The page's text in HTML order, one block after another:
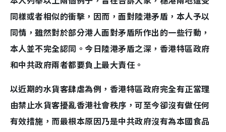
同樣或者相似的衝擊，因而，面對陸港矛盾，本人予以
同情，雖然對於部分港人面對矛盾所作出的一些行動，
本人並不完全認同。今日陸港矛盾之深，香港特區政府
和中共政府兩者都要負上最大責任。
以近期的水貨客肆虐為例，香港特區政府完全有正當理
由禁止水貨客擾亂香港社會秩序，可至今卻沒有做任何
有效措施，而最根本原因乃是中共政府沒有為本國食品